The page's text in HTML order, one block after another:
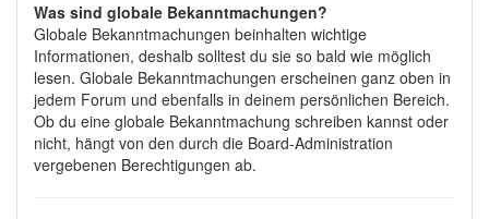
Was sind globale Bekanntmachungen?
Globale Bekanntmachungen beinhalten wichtige
Informationen, deshalb solltest du sie so bald wie möglich
lesen. Globale Bekanntmachungen erscheinen ganz oben in
jedem Forum und ebenfalls in deinem persönlichen Bereich.
Ob du eine globale Bekanntmachung schreiben kannst oder
nicht, hängt von den durch die Board-Administration
vergebenen Berechtigungen ab.